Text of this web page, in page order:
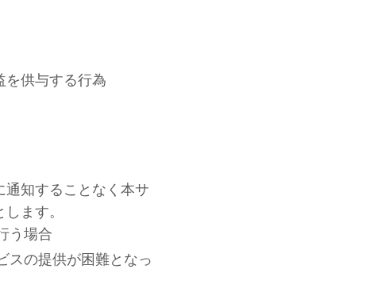
を供与する行為
知することなく本サ
ます。
う場合
スの提供が困難となっ